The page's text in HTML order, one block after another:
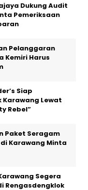
Dukung Audit
Pemeriksaan
Pelanggaran
Kemiri Harus
Siap
Karawang Lewat
Rebel”
Paket Seragam
di Karawang Minta
Segera
Rengasdengklok